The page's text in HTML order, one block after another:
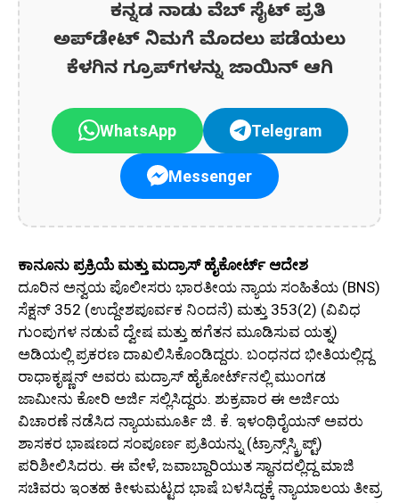
ಕನ್ನಡ ನಾಡು ವೆಬ್ ಸೈಟ್ ಪ್ರತಿ
ಅಪ್‌ಡೇಟ್‌ ನಿಮಗೆ ಮೊದಲು ಪಡೆಯಲು
ಕೆಳಗಿನ ಗ್ರೂಪ್‌ಗಳನ್ನು ಜಾಯಿನ್ ಆಗಿ
WhatsApp Telegram
Messenger
ಕಾನೂನು ಪ್ರಕ್ರಿಯೆ ಮತ್ತು ಮದ್ರಾಸ್ ಹೈಕೋರ್ಟ್ ಆದೇಶ
ದೂರಿನ ಅನ್ವಯ ಪೊಲೀಸರು ಭಾರತೀಯ ನ್ಯಾಯ ಸಂಹಿತೆಯ (BNS)
ಸೆಕ್ಷನ್ 352 (ಉದ್ದೇಶಪೂರ್ವಕ ನಿಂದನೆ) ಮತ್ತು 353(2) (ವಿವಿಧ
ಗುಂಪುಗಳ ನಡುವೆ ದ್ವೇಷ ಮತ್ತು ಹಗೆತನ ಮೂಡಿಸುವ ಯತ್ನ)
ಅಡಿಯಲ್ಲಿ ಪ್ರಕರಣ ದಾಖಲಿಸಿಕೊಂಡಿದ್ದರು. ಬಂಧನದ ಭೀತಿಯಲ್ಲಿದ್ದ
ರಾಧಾಕೃಷ್ಣನ್ ಅವರು ಮದ್ರಾಸ್ ಹೈಕೋರ್ಟ್‌ನಲ್ಲಿ ಮುಂಗಡ
ಜಾಮೀನು ಕೋರಿ ಅರ್ಜಿ ಸಲ್ಲಿಸಿದ್ದರು. ಶುಕ್ರವಾರ ಈ ಅರ್ಜಿಯ
ವಿಚಾರಣೆ ನಡೆಸಿದ ನ್ಯಾಯಮೂರ್ತಿ ಜಿ. ಕೆ. ಇಳಂಥಿರೈಯನ್ ಅವರು
ಶಾಸಕರ ಭಾಷಣದ ಸಂಪೂರ್ಣ ಪ್ರತಿಯನ್ನು (ಟ್ರಾನ್ಸ್‌ಸ್ಕ್ರಿಪ್ಟ್)
ಪರಿಶೀಲಿಸಿದರು. ಈ ವೇಳೆ, ಜವಾಬ್ದಾರಿಯುತ ಸ್ಥಾನದಲ್ಲಿದ್ದ ಮಾಜಿ
ಸಚಿವರು ಇಂತಹ ಕೀಳುಮಟ್ಟದ ಭಾಷೆ ಬಳಸಿದ್ದಕ್ಕೆ ನ್ಯಾಯಾಲಯ ತೀವ್ರ